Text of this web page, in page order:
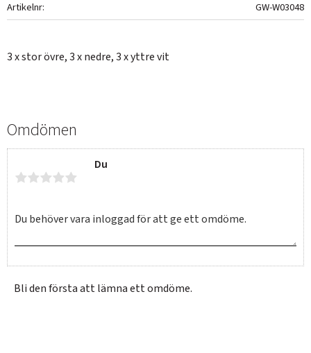
Artikelnr GW-W03048
3 x stor övre, 3 x nedre, 3 x yttre vit
Omdömen
Du
Bli den första att lämna ett omdöme.